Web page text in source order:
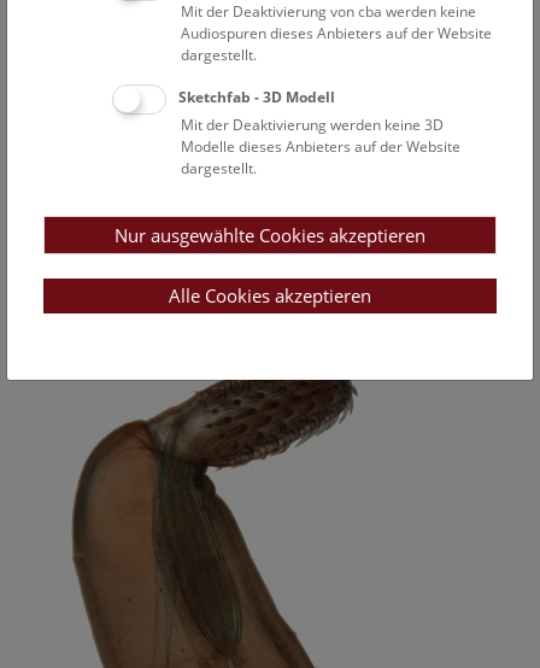
31.10.2019 – 29.04.2024
Organisms in Karst Landscapes”; Awarded by
Austrian Science Funds (Joint Project with Biotechnical
Faculty in Ljubljana); No.: I 4131-B25
Dissertation: Elucidating phylogeographic patterns of
Pilot study: "DNA barcoding of cercarical-dermatitis-pathogens"
Master thesis: "DNA barcoding of fish-parasitizing
Acanthocephala in Austria"
Pilot study: "ABOL Parasitic Worms"
Mit der Deaktivierung von cba werden keine
Audiospuren dieses Anbieters auf der Website
dargestellt.
Sketchfab - 3D Modell
Mit der Deaktivierung werden keine 3D
Modelle dieses Anbieters auf der Website
dargestellt.
Nur ausgewählte Cookies akzeptieren
Alle Cookies akzeptieren